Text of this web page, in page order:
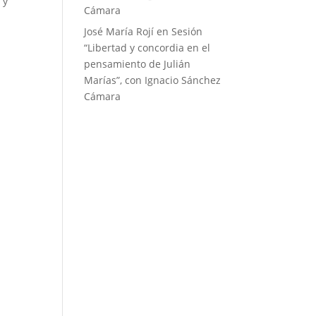
Cámara
José María Rojí enSesión
“Libertad y concordia en el
pensamiento de Julián
Marías”, con Ignacio Sánchez
Cámara